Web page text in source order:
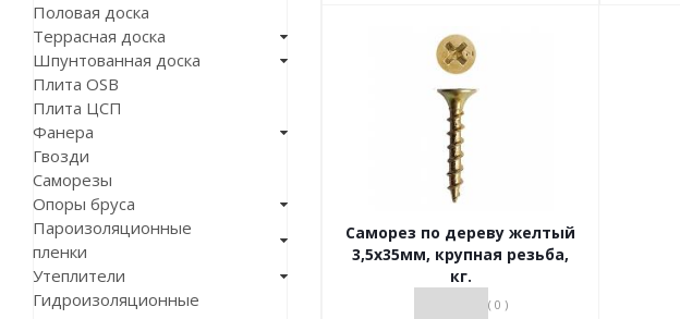
Саморез по дереву желтый
3,5х35мм, крупная резьба,
кг.
( 0 )
Половая доска
Террасная доска
Шпунтованная доска
Плита OSB
Плита ЦСП
Фанера
Гвозди
Саморезы
Опоры бруса
Пароизоляционные
пленки
Утеплители
Гидроизоляционные